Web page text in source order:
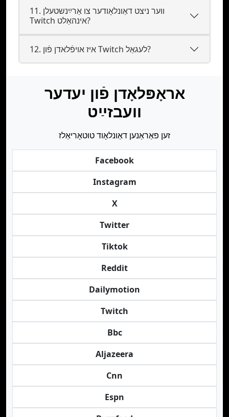
11. ווער ניצט דאַונלאָודער צו אַרײַנשטעלן
Twitch אינהאַלט?
12. איז אױפֿלאדן פֿון Twitch לעגאַל?
אראָפּלאָדן פֿון יעדער
וועבזײַט
זען פאַראַנען דאַונלאָוד טוטאָריאַלז
Facebook
Instagram
X
Twitter
Tiktok
Reddit
Dailymotion
Twitch
Bbc
Aljazeera
Cnn
Espn